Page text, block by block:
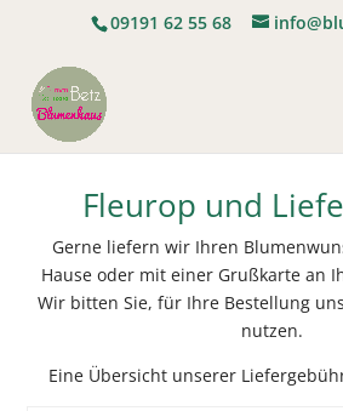
09191 62 55 68
Fleurop und
Gerne liefern wir Ihren
Hause oder mit einer Grußkarte an
Wir bitten Sie, für Ihre Bestellung
nutzen.
Eine Übersicht unserer